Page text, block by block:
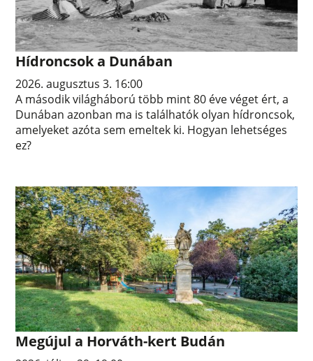
Hídroncsok a Dunában
2026. augusztus 3. 16:00
A második világháború több mint 80 éve véget ért, a
Dunában azonban ma is találhatók olyan hídroncsok,
amelyeket azóta sem emeltek ki. Hogyan lehetséges
ez?
Megújul a Horváth-kert Budán